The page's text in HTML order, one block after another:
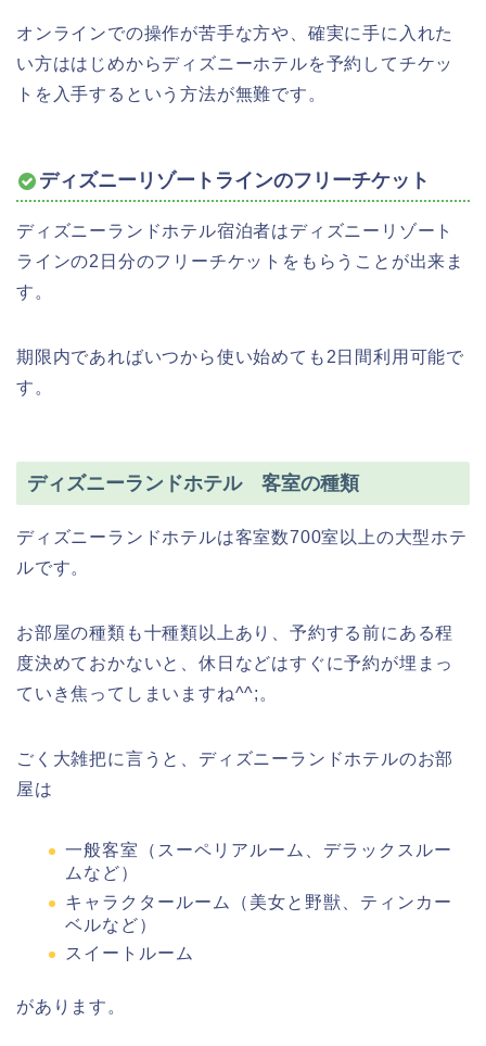
オンラインでの操作が苦手な方や、確実に手に入れた
い方ははじめからディズニーホテルを予約してチケッ
トを入手するという方法が無難です。
ディズニーリゾートラインのフリーチケット
ディズニーランドホテル宿泊者はディズニーリゾート
ラインの2日分のフリーチケットをもらうことが出来ま
す。
期限内であればいつから使い始めても2日間利用可能で
す。
ディズニーランドホテル 客室の種類
ディズニーランドホテルは客室数700室以上の大型ホテ
ルです。
お部屋の種類も十種類以上あり、予約する前にある程
度決めておかないと、休日などはすぐに予約が埋まっ
ていき焦ってしまいますね^^;。
ごく大雑把に言うと、ディズニーランドホテルのお部
屋は
一般客室（スーペリアルーム、デラックスルー
ムなど）
キャラクタールーム（美女と野獣、ティンカー
ベルなど）
スイートルーム
があります。